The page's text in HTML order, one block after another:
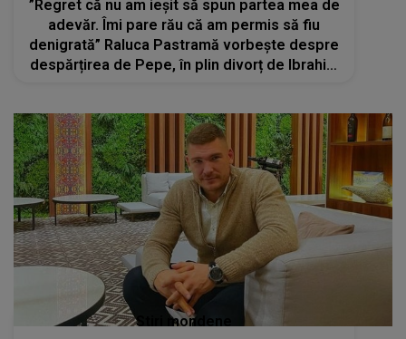
”Regret că nu am ieșit să spun partea mea de
adevăr. Îmi pare rău că am permis să fiu
denigrată” Raluca Pastramă vorbește despre
despărțirea de Pepe, în plin divorț de Ibrahim
Stiri mondene